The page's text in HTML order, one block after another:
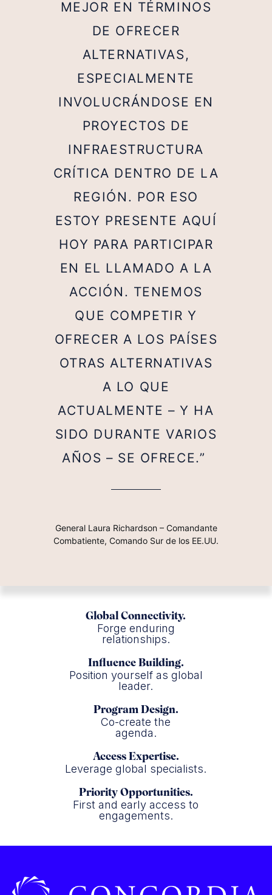
MEJOR EN TÉRMINOS
DE OFRECER
ALTERNATIVAS,
ESPECIALMENTE
INVOLUCRÁNDOSE EN
PROYECTOS DE
INFRAESTRUCTURA
CRÍTICA DENTRO DE LA
REGIÓN. POR ESO
ESTOY PRESENTE AQUÍ
HOY PARA PARTICIPAR
EN EL LLAMADO A LA
ACCIÓN. TENEMOS
QUE COMPETIR Y
OFRECER A LOS PAÍSES
OTRAS ALTERNATIVAS
A LO QUE
ACTUALMENTE – Y HA
SIDO DURANTE VARIOS
AÑOS – SE OFRECE.”
General Laura Richardson – Comandante
Combatiente, Comando Sur de los EE.UU.
Global Connectivity.
Forge enduring
relationships.
Influence Building.
Position yourself as global
leader.
Program Design.
Co-create the
agenda.
Access Expertise.
Leverage global specialists.
Priority Opportunities.
First and early access to
engagements.